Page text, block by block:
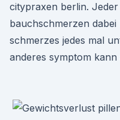
citypraxen berlin.
bauchschmerzen
schmerzes jedes mal
anderes symptom kann